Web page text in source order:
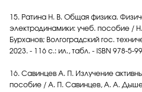
15. Ратина Н. В. Общая физика.
электродинамики: учеб. пособие /
Бурханов; Волгоградский гос.
2023. - 116 с.: ил., табл. - ISBN 978-5-
16. Савинцев А. П. Излучение
пособие / А. П. Савинцев, А. А.